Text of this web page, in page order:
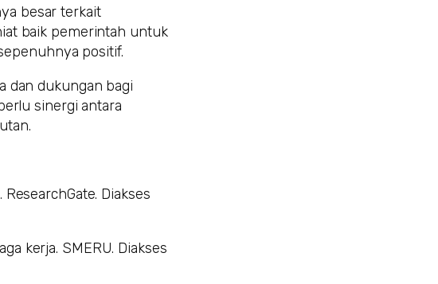
besar terkait
baik pemerintah untuk
positif.
dan dukungan bagi
sinergi antara
Diakses
kerja. SMERU. Diakses